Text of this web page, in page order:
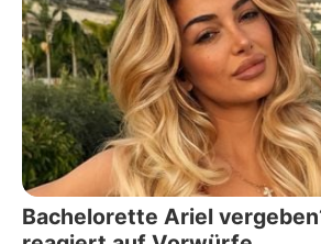
Bachelorette Ariel